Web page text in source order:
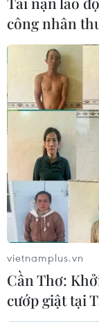
công nhân
vietnamplus.vn
Cần Thơ:
cướp giật tại